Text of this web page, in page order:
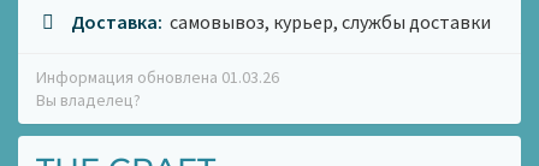
Доставка: самовывоз, курьер, службы доставки
Информация обновлена 01.03.26
Вы владелец?